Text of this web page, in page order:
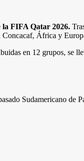
FIFA Qatar 2026.
Concacaf, África y
en 12 grupos, se
Sudamericano de